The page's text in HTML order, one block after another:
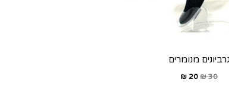
מנומרים
30
₪
20
₪